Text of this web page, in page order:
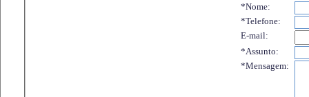
*Nome:
*Telefone:
E-mail:
*Assunto:
*Mensagem: